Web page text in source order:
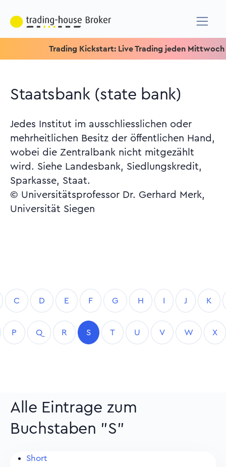
Trading Kickstart: Live Trading jeden Mittwoch um
Staatsbank (state bank)
Jedes Institut im ausschliesslichen oder
mehrheitlichen Besitz der öffentlichen Hand,
wobei die Zentralbank nicht mitgezählt
wird. Siehe Landesbank, Siedlungskredit,
Sparkasse, Staat.
© Universitätsprofessor Dr. Gerhard Merk,
Universität Siegen
C D E F G H I J K
P Q R S T U V W X
Alle Eintrage zum
Buchstaben "S"
Short